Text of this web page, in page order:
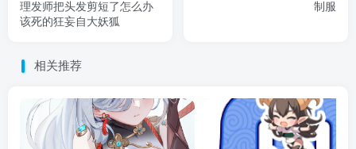
理发师把头发剪短了怎么办
该死的狂妄自大妖狐
制服
相关推荐